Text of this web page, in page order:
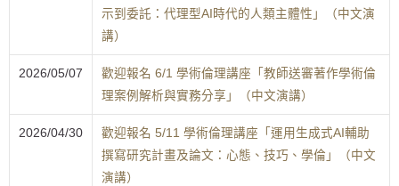
示到委託：代理型AI時代的人類主體性」（中文演
講）
2026/05/07
歡迎報名 6/1 學術倫理講座「教師送審著作學術倫
理案例解析與實務分享」（中文演講）
2026/04/30
歡迎報名 5/11 學術倫理講座「運用生成式AI輔助
撰寫研究計畫及論文：心態、技巧、學倫」（中文
演講）